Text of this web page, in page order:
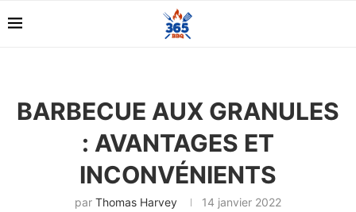
BARBECUE AUX GRANULES
: AVANTAGES ET
INCONVÉNIENTS
par Thomas Harvey 14 janvier 2022